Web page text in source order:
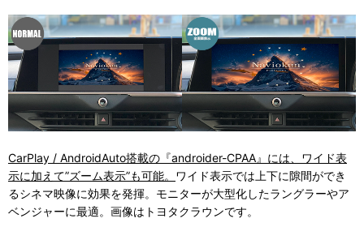
CarPlay / AndroidAuto搭載の『androider-CPAA』には、ワイド表
示に加えて”ズーム表示”も可能。 ワイド表示では上下に隙間ができ
るシネマ映像に効果を発揮。モニターが大型化したラングラーやア
ベンジャーに最適。画像はトヨタクラウンです。